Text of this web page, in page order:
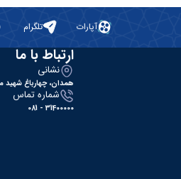
آپارات تلگرام
ارتباط با ما
نشانی
همدان، چهارباغ
شماره تماس
31400000 - 081